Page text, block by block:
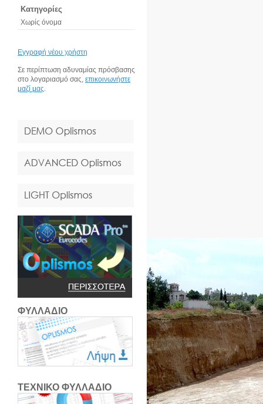
Κατηγορίες
Χωρίς όνομα
Εγγραφή νέου χρήστη
Σε περίπτωση αδυναμίας πρόσβασης
στο λογαριασμό σας, επικοινωνήστε
μαζί μας.
ΦΥΛΛΑΔΙΟ
ΤΕΧΝΙΚΟ ΦΥΛΛΑΔΙΟ